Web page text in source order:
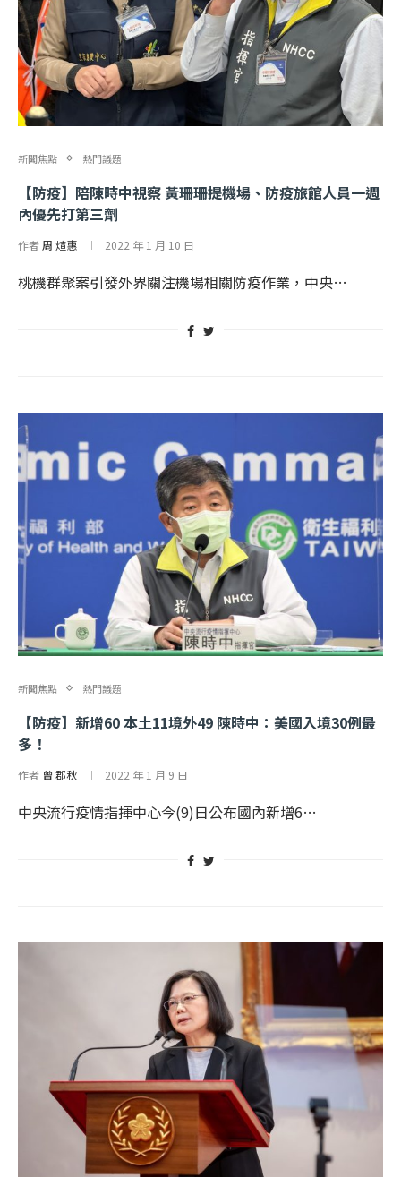
新聞焦點 熱門議題
【防疫】陪陳時中視察 黃珊珊提機場、防疫旅館人員一週
內優先打第三劑
作者 周 煊惠 2022 年 1 月 10 日
桃機群聚案引發外界關注機場相關防疫作業，中央…
新聞焦點 熱門議題
【防疫】新增60 本土11境外49 陳時中：美國入境30例最
多！
作者 曾 郡秋 2022 年 1 月 9 日
中央流行疫情指揮中心今(9)日公布國內新增6…